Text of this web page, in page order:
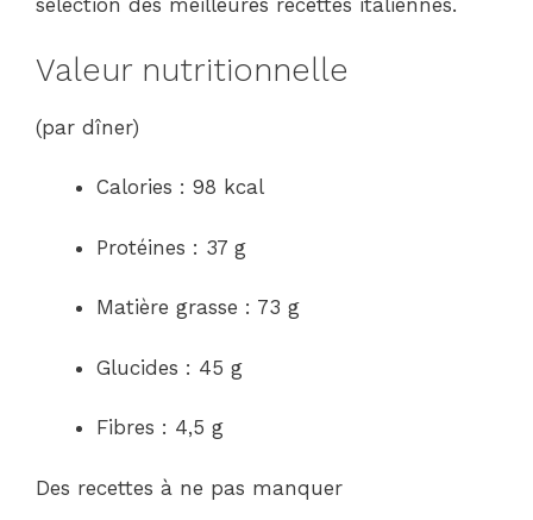
sélection des meilleures recettes italiennes.
Valeur nutritionnelle
(par dîner)
Calories : 98 kcal
Protéines : 37 g
Matière grasse : 73 g
Glucides : 45 g
Fibres : 4,5 g
Des recettes à ne pas manquer